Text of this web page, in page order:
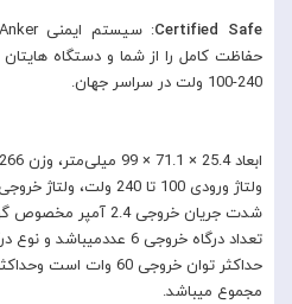
Certified Safe
100-240 ولت در سراسر جهان.
ابعاد 25.4 × 71.1 × 99 میلی‌متر، وزن 266 گرم است.
ولتاژ ورودی 100 تا 240 ولت، ولتاژ خروجی5 ولت است.
شدت جریان خروجی 2.4 آمپر مخصوص گوشی موبایل است.
تعداد درگاه خروجی 6 عددمیباشد و نوع درگاه خروجی USB 2.0 است.
مجموع میباشد.